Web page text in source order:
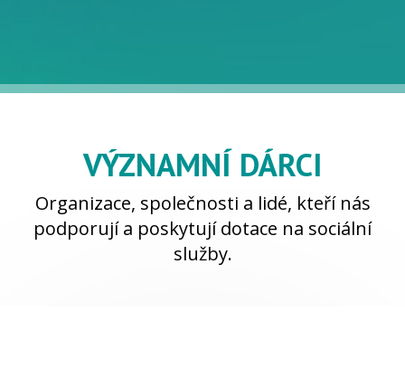
VÝZNAMNÍ DÁRCI
Organizace, společnosti a lidé, kteří nás
podporují a poskytují dotace na sociální
služby.